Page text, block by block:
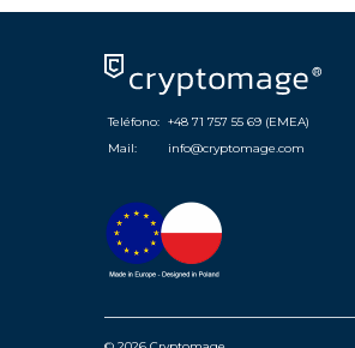
Teléfono: +48 71 757 55 69 (EMEA)
Mail:
info@cryptomage.com